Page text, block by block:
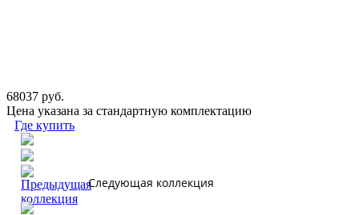
68037 руб.
Цена указана за стандартную комплектацию
Где купить
Следующая коллекция